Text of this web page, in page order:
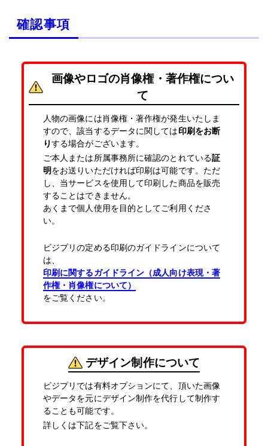
確認事項
画像やロゴの肖像権・著作権につい
て
人物の画像には肖像権・著作権が発生いたしま
すので、該当するデータに関しては印刷をお断
りする場合がございます。
ご本人または所属事務所に確認のとれている証
明をお送りいただければ印刷は可能です。ただ
し、当サービスを使用して印刷した商品を販売
することはできません。
あくまで個人使用を目的としてご利用くださ
い。
ビジプリの定める印刷のガイドラインについて
は、
印刷に関するガイドライン（成人向け表現・著
作権・肖像権について）
をご覧ください。
デザイン制作について
ビジプリでは有料オプションにて、頂いた画像
やデータを元にデザイン制作を代行して制作す
ることも可能です。
詳しくは下記をご覧下さい。